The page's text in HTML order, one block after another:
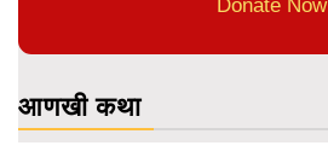
Donate Now
आणखी कथा